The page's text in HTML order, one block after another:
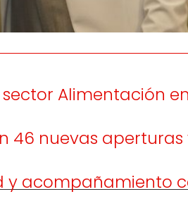
Alimentación
46 nuevas
y acompañamiento